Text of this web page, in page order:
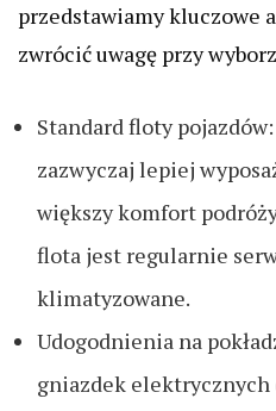
przedstawiamy kluczowe
zwrócić uwagę przy
Standard floty
zazwyczaj lepiej
większy komfort
flota jest regularnie
klimatyzowane.
Udogodnienia na
gniazdek elektrycznych